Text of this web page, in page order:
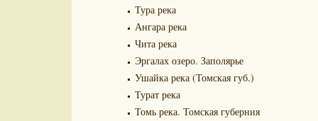
Тура река
Ангара река
Чита река
Эргалах озеро. Заполярье
Ушайка река (Томская губ.)
Турат река
Томь река. Томская губерния